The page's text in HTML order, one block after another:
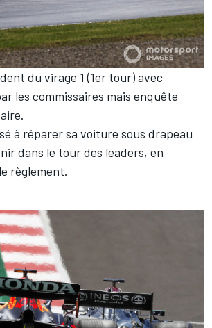
du virage 1 (1er tour) avec
les commissaires mais enquête
à réparer sa voiture sous drapeau
dans le tour des leaders, en
règlement.